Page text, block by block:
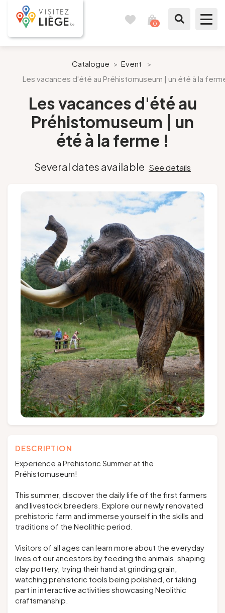
0
Like a citizen of Liège
Prepare my stay
Our suggestions
City of Liège
Follow us
Groups and tour operators
EN NL DE
Catalogue > Event
>
Les vacances d'été au Préhistomuseum | un été à la
Les vacances d'été au
Préhistomuseum | un
été à la ferme !
Several dates available See details
DESCRIPTION
Experience a Prehistoric Summer at the
Préhistomuseum!
This summer, discover the daily life of the first farmers
and livestock breeders. Explore our newly renovated
prehistoric farm and immerse yourself in the skills and
traditions of the Neolithic period.
Visitors of all ages can learn more about the everyday
lives of our ancestors by feeding the animals, shaping
clay pottery, trying their hand at grinding grain,
watching prehistoric tools being polished, or taking
part in interactive activities showcasing Neolithic
craftsmanship.